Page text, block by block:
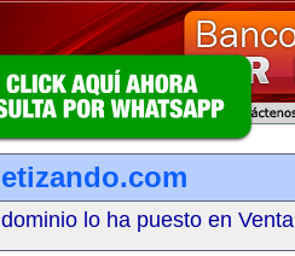
lo ha puesto en Venta